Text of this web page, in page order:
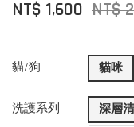
NT$ 1,600 NT$
貓/狗 貓咪
洗護系列 深層